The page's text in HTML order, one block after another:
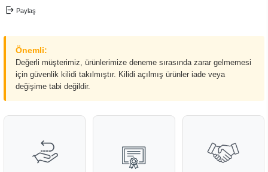
Paylaş
Önemli:
Değerli müşterimiz, ürünlerimize deneme sırasında zarar gelmemesi
için güvenlik kilidi takılmıştır. Kilidi açılmış ürünler iade veya
değişime tabi değildir.